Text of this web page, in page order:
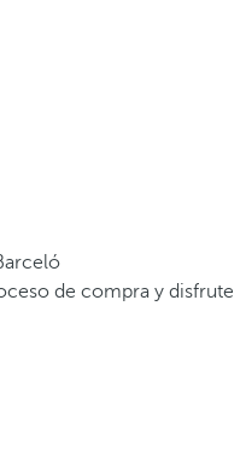
de compra y disfrute